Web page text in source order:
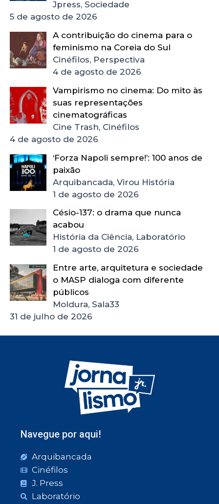
Jpress, Sociedade
5 de agosto de 2026
A contribuição do cinema para o
feminismo na Coreia do Sul
Cinéfilos, Perspectiva
4 de agosto de 2026
Vampirismo no cinema: Do mito às
suas representações
cinematográficas
Cine Trash, Cinéfilos
4 de agosto de 2026
‘Forza Napoli sempre!’: 100 anos de
paixão
Arquibancada, Virou História
1 de agosto de 2026
Césio-137: o drama que nunca
acabou
História da Ciência, Laboratório
1 de agosto de 2026
Entre arte, arquitetura e sociedade
o MASP dialoga com diferente
públicos
Moldura, Sala33
31 de julho de 2026
Navegue por aqui!
Arquibancada
Cinéfilos
J. Press
Laboratório